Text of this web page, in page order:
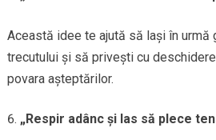
Această idee te ajută să lași în
trecutului și să privești cu
povara așteptărilor.
„Respir adânc și las să plece